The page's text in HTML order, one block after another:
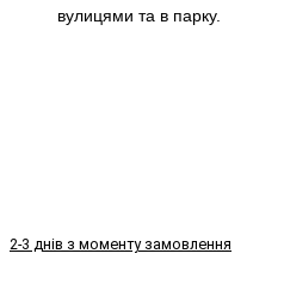
вулицями та в парку.
2-3 днів з моменту замовлення